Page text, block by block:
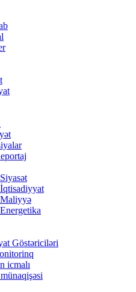
Göstəriciləri
icmalı